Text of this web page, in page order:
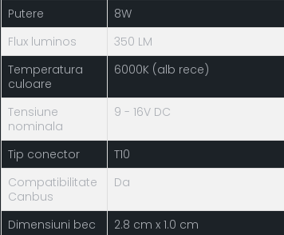
Putere
8W
Flux luminos
350 LM
Temperatura
culoare
6000K (alb rece)
Tensiune
nominala
9 - 16V DC
Tip conector
T10
Compatibilitate
Canbus
Da
Dimensiuni bec
2.8 cm x 1.0 cm